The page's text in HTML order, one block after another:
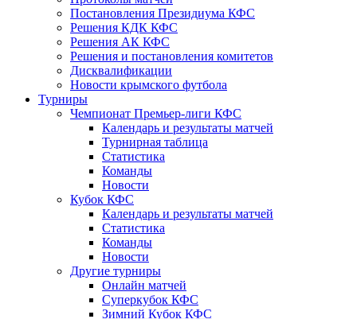
Постановления Президиума КФС
Решения КДК КФС
Решения АК КФС
Решения и постановления комитетов
Дисквалификации
Новости крымского футбола
Турниры
Чемпионат Премьер-лиги КФС
Календарь и результаты матчей
Турнирная таблица
Статистика
Команды
Новости
Кубок КФС
Календарь и результаты матчей
Статистика
Команды
Новости
Другие турниры
Онлайн матчей
Суперкубок КФС
Зимний Кубок КФС